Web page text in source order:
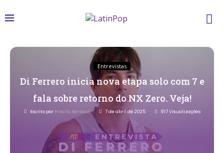
Entrevistas
Di Ferrero inicia nova etapa solo com 7 e
fala sobre retorno do NX Zero. Veja!
Escrito por Priscila Bertozzi 7 de abril de 2025 917Visualizações